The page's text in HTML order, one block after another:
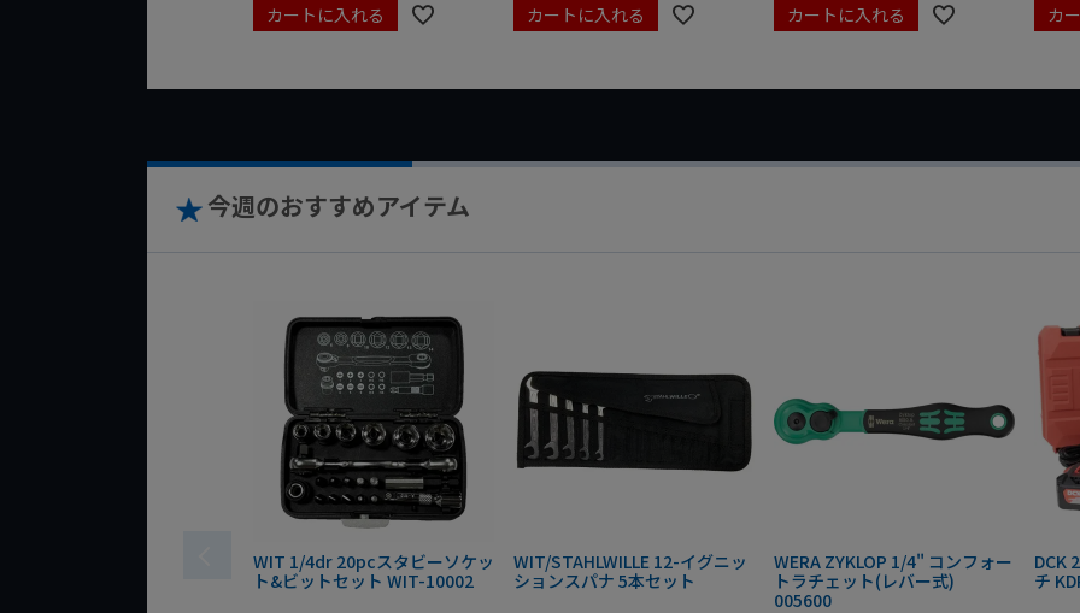
カートに入れる カートに入れる カートに入れる カ
今週のおすすめアイテム
WIT 1/4dr 20pcスタビーソケッ
ト&ビットセット WIT-10002
WIT/STAHLWILLE 12-イグニッ
ションスパナ 5本セット
WERA ZYKLOP 1/4" コンフォー
トラチェット(レバー式)
005600
DCK
チ